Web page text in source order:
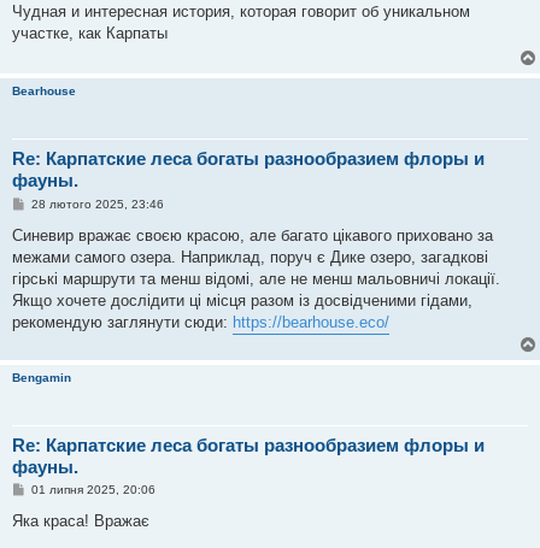
в
і
д
л
е
я
Чудная и интересная история, которая говорит об уникальном
участке, как Карпаты
Bearhouse
Re: Карпатские леса богаты разнообразием флоры и
фауны.
П
в
д
о
л
е
я
28 лютого 2025, 23:46
Синевир вражає своєю красою, але багато цікавого приховано за
межами самого озера. Наприклад, поруч є Дике озеро, загадкові
гірські маршрути та менш відомі, але не менш мальовничі локації.
Якщо хочете дослідити ці місця разом із досвідченими гідами,
рекомендую заглянути сюди: https://bearhouse.eco/
Bengamin
Re: Карпатские леса богаты разнообразием флоры и
фауны.
П
в
01 липня 2025, 20:06
Яка краса! Вражає